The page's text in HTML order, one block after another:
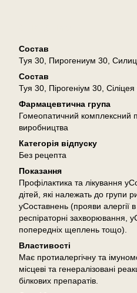
Состав
Туя 30, Пирогениум 30,
Состав
Туя 30, Пірогеніум 30,
Фармацевтична група
Гомеопатичний комплексний
виробництва
Категорія відпуску
Без рецепта
Показання
Профілактика та лікування
дітей, які належать до групи
уСоставнень (прояви алергії в
респіраторні захворювання,
попередніх щеплень тощо).
Властивості
Має протиалергічну та
місцеві та генералізовані
білкових препаратів.